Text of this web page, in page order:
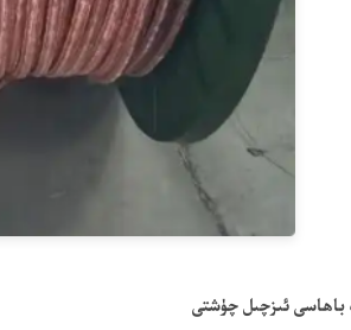
باھاسى ئىزچىل چۈشتى